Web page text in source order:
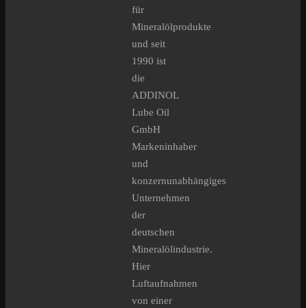
für
Mineralölprodukte
und seit
1990 ist
die
ADDINOL
Lube Oil
GmbH
Markeninhaber
und
konzernunabhängiges
Unternehmen
der
deutschen
Mineralölindustrie.
Hier
Luftaufnahmen
von einer